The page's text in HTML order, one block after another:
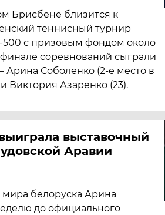
Брисбене близится к
теннисный турнир
500 с призовым фондом около
соревнований сыграли
Арина Соболенко (2-е место в
Виктория Азаренко (23).
выставочный
Аравии
мира белоруска Арина
до официального